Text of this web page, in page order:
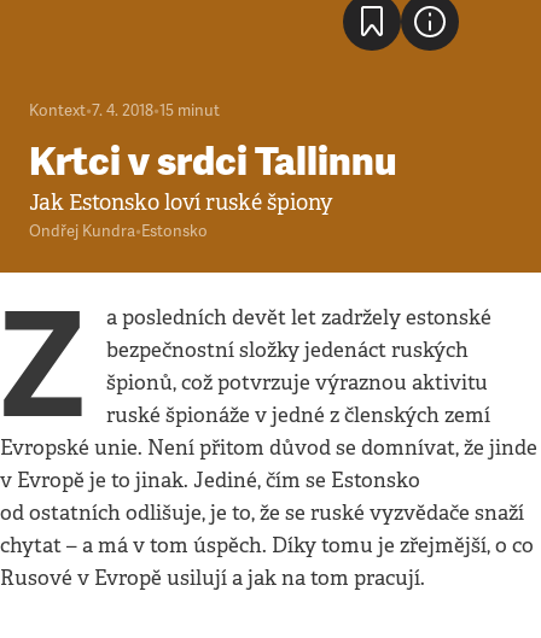
Kontext•7. 4. 2018•15 minut
Krtci v srdci Tallinnu
Jak Estonsko loví ruské špiony
Ondřej Kundra•Estonsko
Z
a posledních devět let zadržely estonské
bezpečnostní složky jedenáct ruských
špionů, což potvrzuje výraznou aktivitu
ruské špionáže v jedné z členských zemí
Evropské unie. Není přitom důvod se domnívat, že jinde
v Evropě je to jinak. Jediné, čím se Estonsko
od ostatních odlišuje, je to, že se ruské vyzvědače snaží
chytat – a má v tom úspěch. Díky tomu je zřejmější, o co
Rusové v Evropě usilují a jak na tom pracují.